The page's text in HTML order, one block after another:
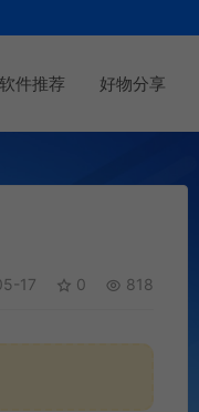
软件推荐 好物分享
17 0 818